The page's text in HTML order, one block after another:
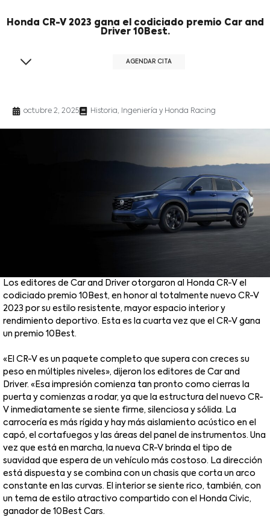
AGENDAR CITA
Honda CR-V 2023 gana el codiciado premio Car and
Driver 10Best.
octubre 2, 2025 Historia, Ingeniería y Honda Racing
Los editores de Car and Driver otorgaron al Honda CR-V el
codiciado premio 10Best, en honor al totalmente nuevo CR-V
2023 por su estilo resistente, mayor espacio interior y
rendimiento deportivo. Esta es la cuarta vez que el CR-V gana
un premio 10Best.
«El CR-V es un paquete completo que supera con creces su
peso en múltiples niveles», dijeron los editores de Car and
Driver. «Esa impresión comienza tan pronto como cierras la
puerta y comienzas a rodar, ya que la estructura del nuevo CR-
V inmediatamente se siente firme, silenciosa y sólida. La
carrocería es más rígida y hay más aislamiento acústico en el
capó, el cortafuegos y las áreas del panel de instrumentos. Una
vez que está en marcha, la nueva CR-V brinda el tipo de
suavidad que espera de un vehículo más costoso. La dirección
está dispuesta y se combina con un chasis que corta un arco
constante en las curvas. El interior se siente rico, también, con
un tema de estilo atractivo compartido con el Honda Civic,
ganador de 10Best Cars.